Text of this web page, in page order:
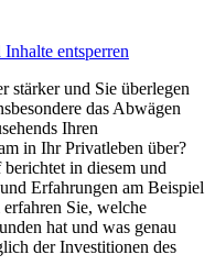
entsperren
stärker und Sie überlegen
das Abwägen
Ihren
in Ihr Privatleben über?
in diesem und
Erfahrungen am Beispiel
Sie, welche
hat und was genau
der Investitionen des